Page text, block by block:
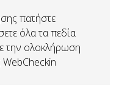
πατήστε
όλα τα πεδία
την ολοκλήρωση